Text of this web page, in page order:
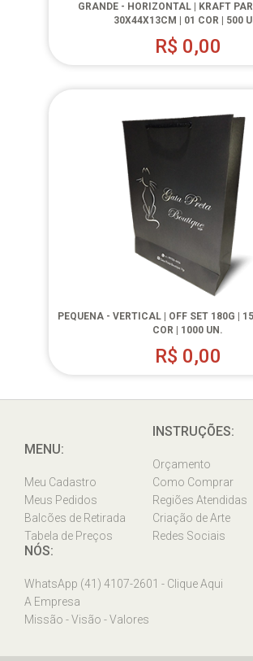
GRANDE - HORIZONTAL | KRAFT
30X44X13CM | 01 COR | 500
R$ 0,00
PEQUENA - VERTICAL | OFF SET 180G |
COR | 1000 UN.
R$ 0,00
MENU:
Meu Cadastro
Meus Pedidos
Balcões de Retirada
Tabela de Preços
INSTRUÇÕES:
Orçamento
Como Comprar
Regiões Atendidas
Criação de Arte
Redes Sociais
NÓS:
WhatsApp (41) 4107-2601 - Clique Aqui
A Empresa
Missão - Visão - Valores